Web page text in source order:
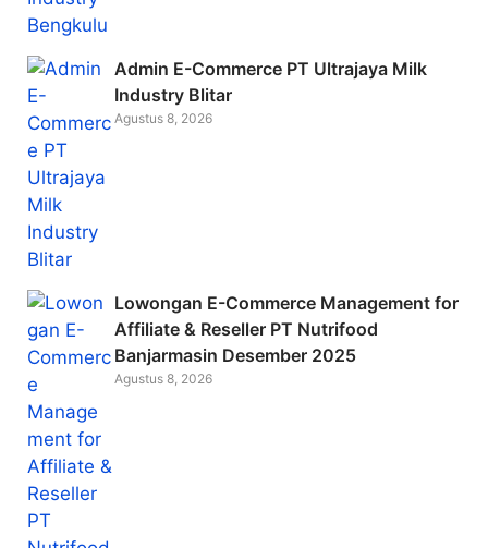
Admin E-Commerce PT Ultrajaya Milk
Industry Blitar
Agustus 8, 2026
Lowongan E-Commerce Management for
Affiliate & Reseller PT Nutrifood
Banjarmasin Desember 2025
Agustus 8, 2026